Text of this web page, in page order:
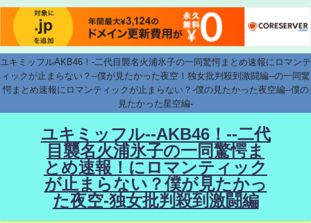
ユキミッフルAKB46！-二代目襲名火浦氷子の一同驚愕まとめ速報にロマンテ
ィックが止まらない？--僕が見たかった夜空！独女批判殺到激闘編--の一同驚
愕まとめ速報にロマンティックが止まらない？-僕の見たかった夜空編--僕の
見たかった星空編-
ユキミッフル--AKB46！--二代
目襲名火浦氷子の一同驚愕ま
とめ速報！にロマンティック
が止まらない？僕が見たかっ
た夜空-独女批判殺到激闘編